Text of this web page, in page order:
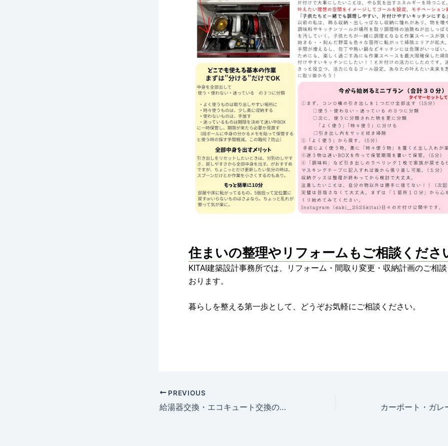
住まいの整理やリフォームもご相談くださ
KITAI建築設計事務所では、
リフォーム・間取り変更・収納計画のご相
おります。
暮らしを整える第一歩として、どうぞお気軽にご相談ください。
PREVIOUS
給湯器交換・エコキュート交換のご相談